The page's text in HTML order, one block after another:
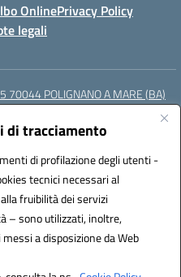
di tracciamento
di profilazione degli utenti -
tecnici necessari al
fruibilità dei servizi
– sono utilizzati, inoltre,
a disposizione da Web
OnlinePrivacy Policy
legali
70044 POLIGNANO A MARE (BA)
(IPA): istsc_BAIC87200N
3D Solution S.r.l.